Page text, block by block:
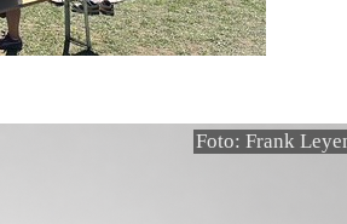
Foto: Frank